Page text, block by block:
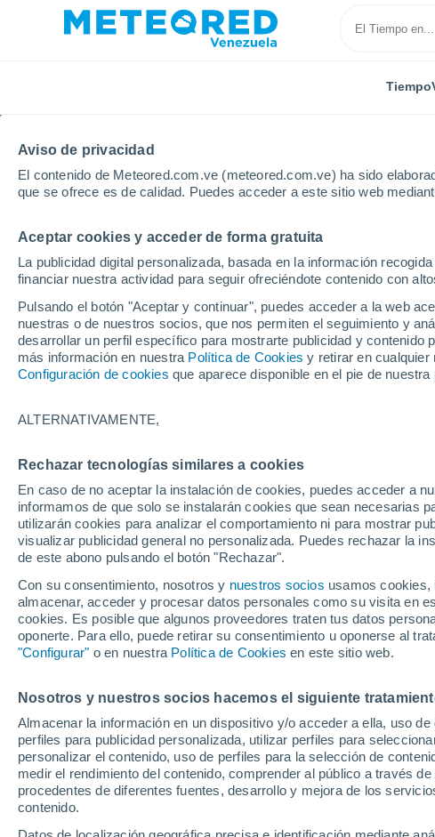
Aviso de privacidad
El contenido de Meteored.com.ve (meteored.com.ve) ha sido
que se ofrece es de calidad. Puedes acceder a este sitio web
Aceptar cookies y acceder de forma gratuita
La publicidad digital personalizada, basada en la información
financiar nuestra actividad para seguir ofreciéndote contenido con
Pulsando el botón "Aceptar y continuar", puedes acceder a la web
nuestras o de nuestros socios, que nos permiten el seguimiento y
desarrollar un perfil específico para mostrarte publicidad y contenido
más información en nuestra Política de Cookies y retirar en cualquier
Configuración de cookies que aparece disponible en el pie de nuestra
ALTERNATIVAMENTE,
Rechazar tecnologías similares a cookies
En caso de no aceptar la instalación de cookies, puedes acceder a
informamos de que solo se instalarán cookies que sean necesarias
utilizarán cookies para analizar el comportamiento ni para mostrar
visualizar publicidad general no personalizada. Puedes rechazar la
de este abono pulsando el botón "Rechazar".
Con su consentimiento, nosotros y nuestros socios usamos cookies,
almacenar, acceder y procesar datos personales como su visita en
cookies. Es posible que algunos proveedores traten tus datos
oponerte. Para ello, puede retirar su consentimiento u oponerse al
"Configurar" o en nuestra Política de Cookies en este sitio web.
Nosotros y nuestros socios hacemos el siguiente
Almacenar la información en un dispositivo y/o acceder a ella, uso
perfiles para publicidad personalizada, utilizar perfiles para
personalizar el contenido, uso de perfiles para la selección de
medir el rendimiento del contenido, comprender al público a través
procedentes de diferentes fuentes, desarrollo y mejora de los
contenido.
Tiempo
Inicio España
Tiempo en España.
Hoy, 6 agosto Todo el día Símbolo
38°
33°
17°
37°
18°
38°
21°
Ciudad Real
36°
19°
Cáceres
25°
22°
Cadiz
23°
Granada
Córdoba
25°
35°
21°
Huelva
Jaén
27°
31°
23°
Málaga
Ourense
Pontevedra
22°
40°
Sevilla
34°
17°
Salamanca
23°
23°
Toledo
17°
Valladolid
29°
22°
Melilla
Zamora